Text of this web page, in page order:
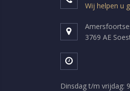
Wij helpen u
3769 AE
Dinsdag t/m vrijdag: